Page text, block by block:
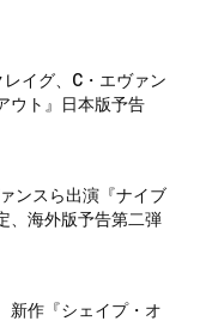
イグ、C・エヴァン
ウト』日本版予告
ンスら出演『ナイブ
、海外版予告第二弾
新作『シェイプ・オ